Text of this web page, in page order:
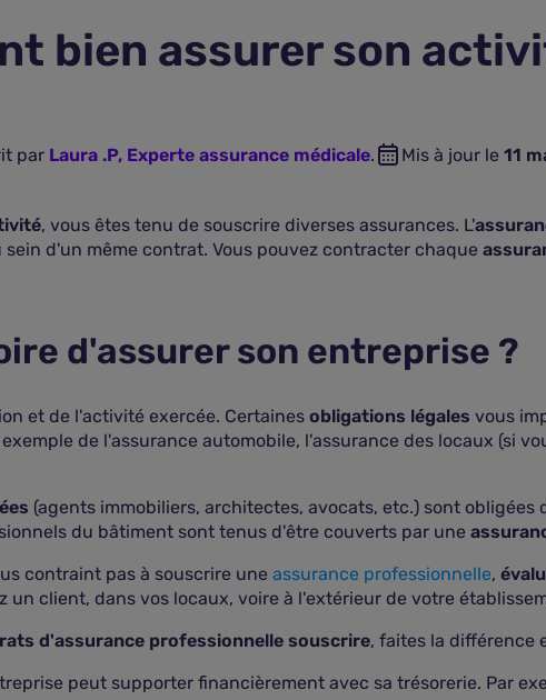
bien assurer son
par Laura .P, Experte assurance médicale. Mis à jour le 11
, vous êtes tenu de souscrire diverses assurances. L'
d'un même contrat. Vous pouvez contracter chaque
d'assurer son entreprise ?
et de l'activité exercée. Certaines obligations légales vous
de l'assurance automobile, l'assurance des locaux (si
(agents immobiliers, architectes, avocats, etc.) sont obligées
du bâtiment sont tenus d'être couverts par une
contraint pas à souscrire une assurance professionnelle,
un client, dans vos locaux, voire à l'extérieur de votre
d'assurance professionnelle souscrire, faites la différence
peut supporter financièrement avec sa trésorerie. Par